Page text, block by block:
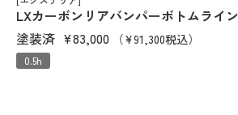
LXカーボンリアバンパーボトムライン
塗装済 ¥83,000 （¥91,300税込）
0.5h